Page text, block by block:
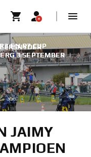
EN R7 CUP
3 SEPTEMBER |
JAIMY